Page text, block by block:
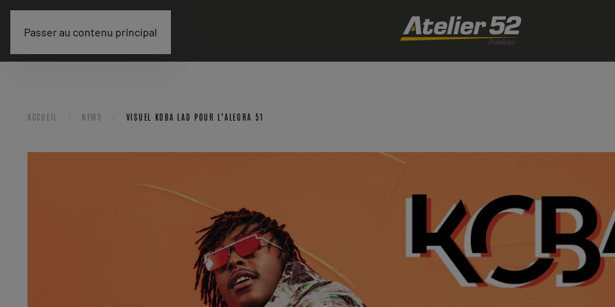
Passer au contenu principal
ACCUEIL NEWS VISUEL KOBA LAD POUR L’ALEGRA 51